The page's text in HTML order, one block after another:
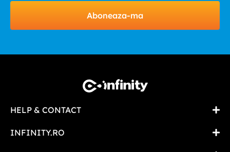
Aboneaza-ma
HELP & CONTACT
INFINITY.RO